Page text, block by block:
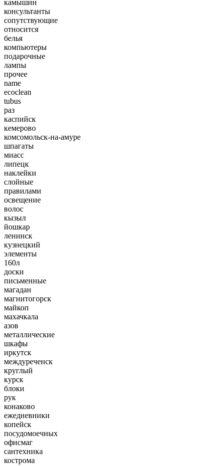
камышин
консультанты
сопутствующие
относится
белья
компьютеры
подарочные
лампы
прочее
name
ecoclean
tubus
раз
каспийск
кемерово
комсомольск-на-амуре
шпагаты
миасс
липецк
наклейки
слойные
правилами
освещение
волос
кызыл
йошкар
ленинск
кузнецкий
элементы
160л
доски
письменные
магадан
магнитогорск
майкоп
махачкала
азов
металлические
шкафы
иркутск
междуреченск
круглый
курск
блоки
рук
конаково
ежедневники
копейск
посудомоечных
офисмаг
сантехника
кострома